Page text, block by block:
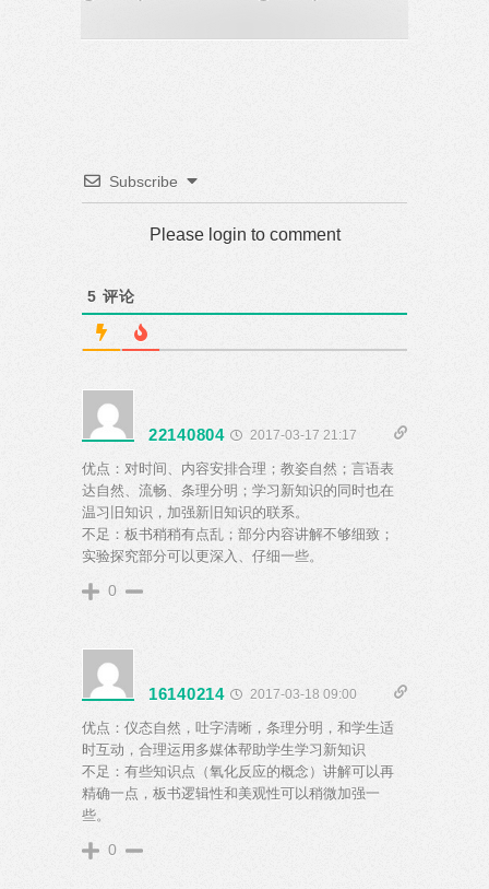
Subscribe
Please login to comment
5 评论
22140804 2017-03-17 21:17
优点：对时间、内容安排合理；教姿自然；言语表
达自然、流畅、条理分明；学习新知识的同时也在
温习旧知识，加强新旧知识的联系。
不足：板书稍稍有点乱；部分内容讲解不够细致；
实验探究部分可以更深入、仔细一些。
0
16140214 2017-03-18 09:00
优点：仪态自然，吐字清晰，条理分明，和学生适
时互动，合理运用多媒体帮助学生学习新知识
不足：有些知识点（氧化反应的概念）讲解可以再
精确一点，板书逻辑性和美观性可以稍微加强一
些。
0